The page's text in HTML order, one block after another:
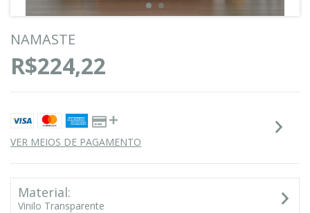
NAMASTE
R$224,22
VER MEIOS DE PAGAMENTO
Material:
Vinilo Transparente